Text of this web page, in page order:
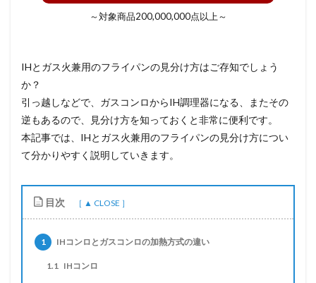
～対象商品200,000,000点以上～
IHとガス火兼用のフライパンの見分け方はご存知でしょう
か？
引っ越しなどで、ガスコンロからIH調理器になる、またその
逆もあるので、見分け方を知っておくと非常に便利です。
本記事では、IHとガス火兼用のフライパンの見分け方につい
て分かりやすく説明していきます。
目次
1 IHコンロとガスコンロの加熱方式の違い
1.1 IHコンロ